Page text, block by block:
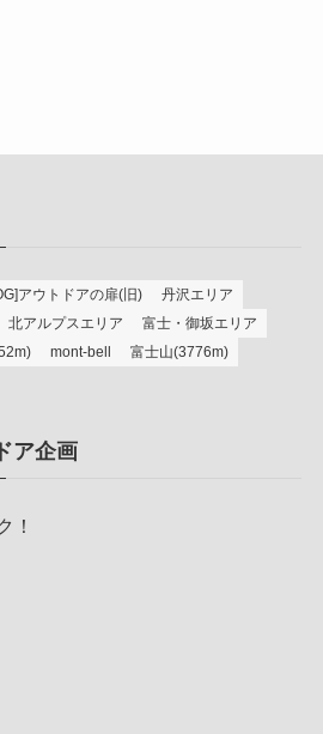
アウトドアの扉(旧)
丹沢エリア
北アルプスエリア
富士・御坂エリア
mont-bell 富士山(3776m)
ア企画
！